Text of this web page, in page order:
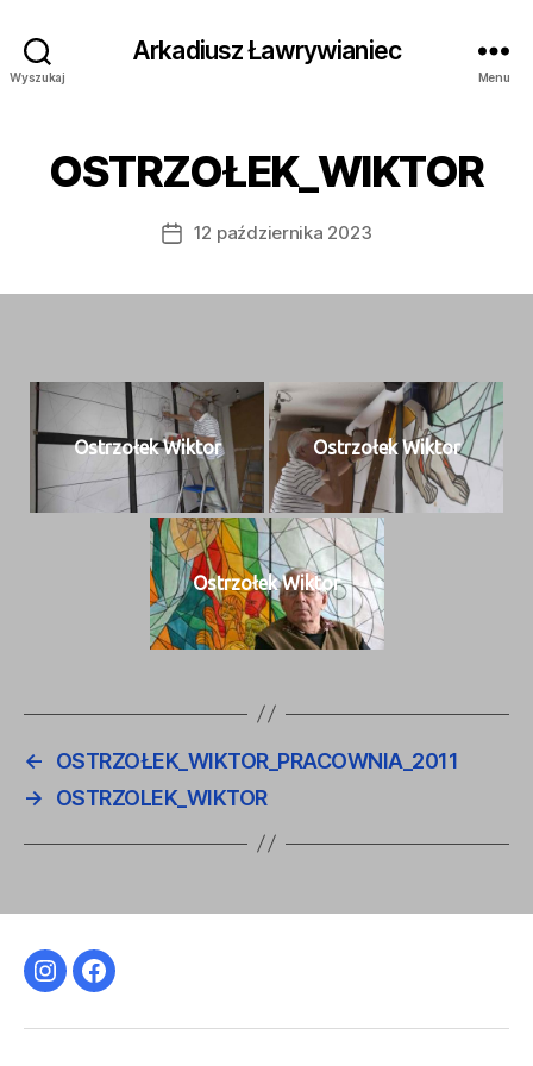
Wyszukaj
Arkadiusz Ławrywianiec
Menu
OSTRZOŁEK_WIKTOR
Data12 października 2023
Ostr­zołek Wiktor Ostr­zołek Wiktor
Ostr­zołek Wiktor
←
OSTRZOŁEK_WIKTOR_PRACOWNIA_2011
→
OSTRZOLEK_WIKTOR
InstagramFacebook